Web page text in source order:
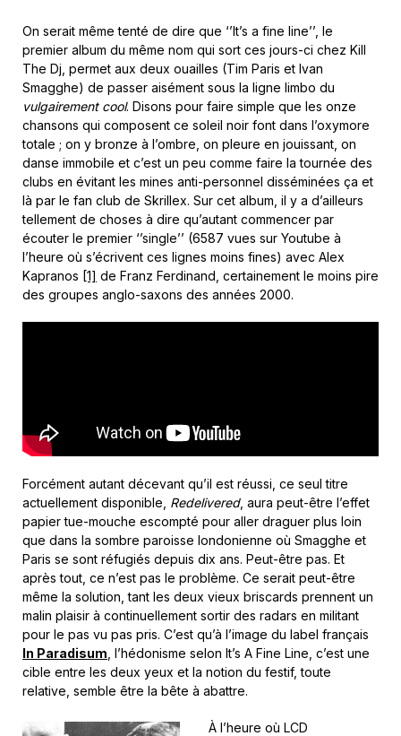
On serait même tenté de dire que ‘’It’s a fine line’’, le
premier album du même nom qui sort ces jours-ci chez Kill
The Dj, permet aux deux ouailles (Tim Paris et Ivan
Smagghe) de passer aisément sous la ligne limbo du
vulgairement cool. Disons pour faire simple que les onze
chansons qui composent ce soleil noir font dans l’oxymore
totale ; on y bronze à l’ombre, on pleure en jouissant, on
danse immobile et c’est un peu comme faire la tournée des
clubs en évitant les mines anti-personnel disséminées ça et
là par le fan club de Skrillex. Sur cet album, il y a d’ailleurs
tellement de choses à dire qu’autant commencer par
écouter le premier ‘’single’’ (6587 vues sur Youtube à
l’heure où s’écrivent ces lignes moins fines) avec Alex
Kapranos [1] de Franz Ferdinand, certainement le moins pire
des groupes anglo-saxons des années 2000.
Forcément autant décevant qu’il est réussi, ce seul titre
actuellement disponible, Redelivered, aura peut-être l’effet
papier tue-mouche escompté pour aller draguer plus loin
que dans la sombre paroisse londonienne où Smagghe et
Paris se sont réfugiés depuis dix ans. Peut-être pas. Et
après tout, ce n’est pas le problème. Ce serait peut-être
même la solution, tant les deux vieux briscards prennent un
malin plaisir à continuellement sortir des radars en militant
pour le pas vu pas pris. C’est qu’à l’image du label français
In Paradisum , l’hédonisme selon It’s A Fine Line, c’est une
cible entre les deux yeux et la notion du festif, toute
relative, semble être la bête à abattre.
À l’heure où LCD